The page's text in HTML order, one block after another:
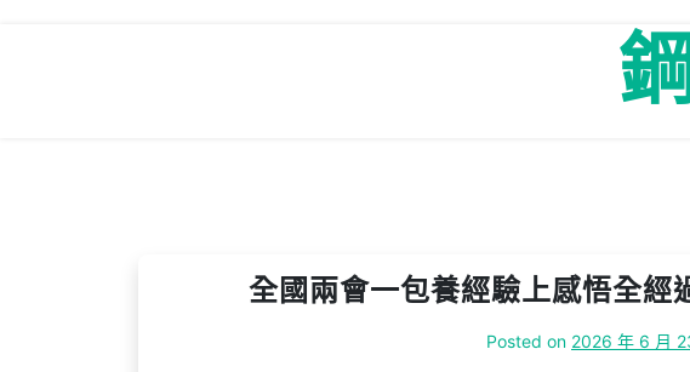
全國兩會一包養經驗上感悟全經
Posted on 2026 年 6 月